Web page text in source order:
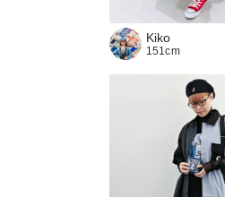
Kiko
151cm